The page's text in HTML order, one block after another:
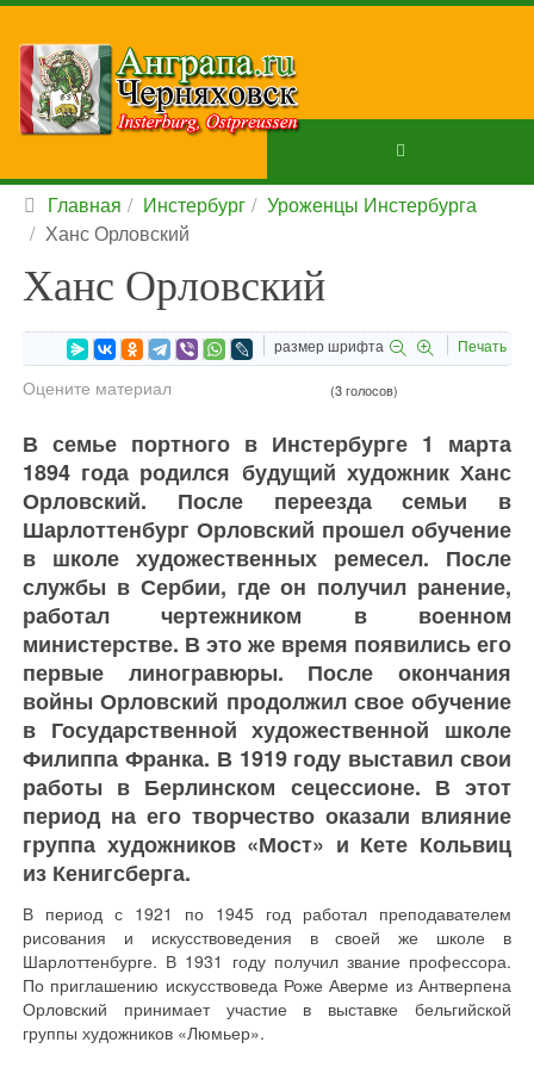
Главная Инстербург
Уроженцы Инстербурга
Ханс Орловский
Ханс Орловский
размер шрифта Печать
Оцените материал (3 голосов)
В семье портного в Инстербурге 1 марта
1894 года родился будущий художник Ханс
Орловский. После переезда семьи в
Шарлоттенбург Орловский прошел обучение
в школе художественных ремесел. После
службы в Сербии, где он получил ранение,
работал чертежником в военном
министерстве. В это же время появились его
первые линогравюры. После окончания
войны Орловский продолжил свое обучение
в Государственной художественной школе
Филиппа Франка. В 1919 году выставил свои
работы в Берлинском сецессионе. В этот
период на его творчество оказали влияние
группа художников «Мост» и Кете Кольвиц
из Кенигсберга.
В период с 1921 по 1945 год работал преподавателем
рисования и искусствоведения в своей же школе в
Шарлоттенбурге. В 1931 году получил звание профессора.
По приглашению искусствоведа Роже Аверме из Антверпена
Орловский принимает участие в выставке бельгийской
группы художников «Люмьер».